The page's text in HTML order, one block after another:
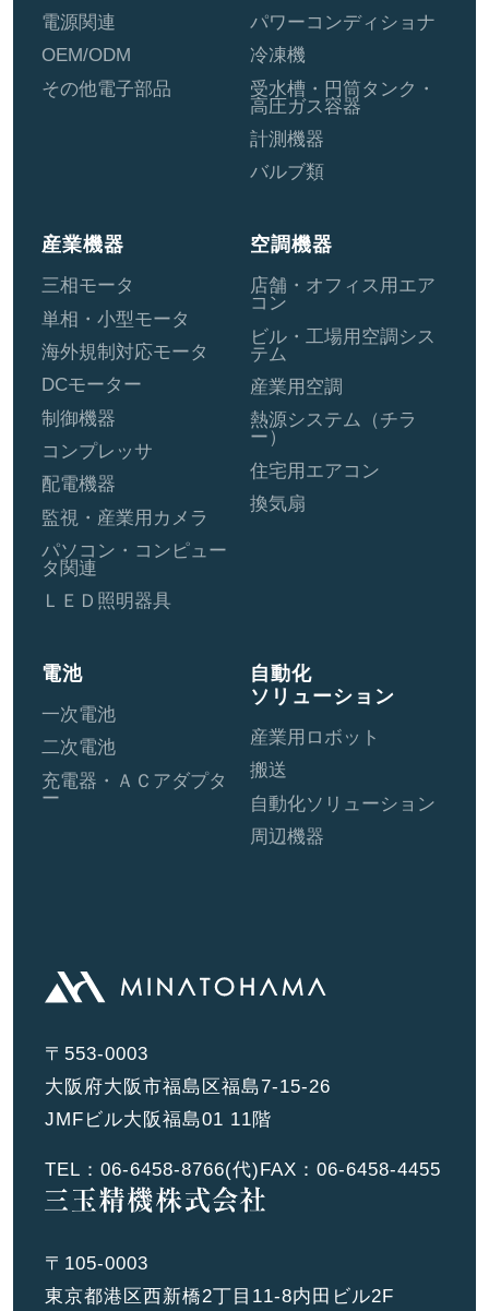
電源関連
OEM/ODM
その他電子部品
パワーコンディショナ
冷凍機
受水槽・円筒タンク・
高圧ガス容器
計測機器
バルブ類
産業機器
三相モータ
単相・小型モータ
海外規制対応モータ
DCモーター
制御機器
コンプレッサ
配電機器
監視・産業用カメラ
パソコン・コンピュー
タ関連
ＬＥＤ照明器具
空調機器
店舗・オフィス用エア
コン
ビル・工場用空調シス
テム
産業用空調
熱源システム（チラ
ー）
住宅用エアコン
換気扇
電池
一次電池
二次電池
充電器・ＡＣアダプタ
ー
自動化
ソリューション
産業用ロボット
搬送
自動化ソリューション
周辺機器
〒553-0003
大阪府大阪市福島区福島7-15-26
JMFビル大阪福島01 11階
TEL： 06-6458-8766(代) FAX：06-6458-4455
〒105-0003
東京都港区西新橋2丁目11-8内田ビル2F